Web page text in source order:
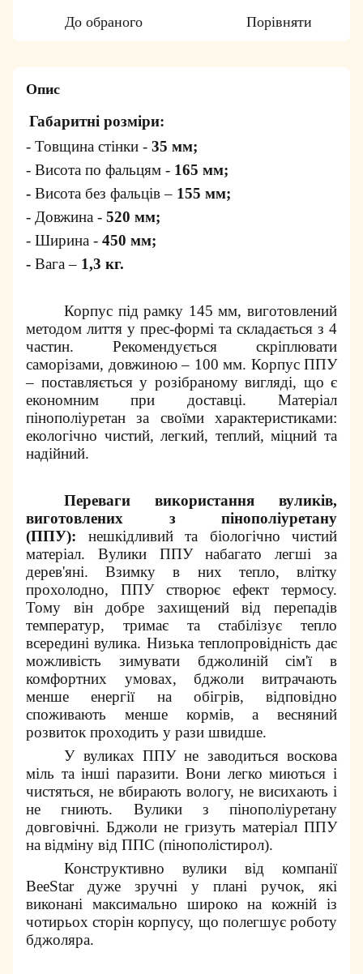
До обраного Порівняти
Опис
Габаритні розміри:
- Товщина стінки - 35 мм;
- Висота по фальцям - 165 мм;
- Висота без фальців – 155 мм;
- Довжина - 520 мм;
- Ширина - 450 мм;
- Вага – 1,3 кг.
Корпус під рамку 145 мм, виготовлений
методом лиття у прес-формі та складається з 4
частин. Рекомендується скріплювати
саморізами, довжиною – 100 мм. Корпус ППУ
– поставляється у розібраному вигляді, що є
економним при доставці. Матеріал
пінополіуретан за своїми характеристиками:
екологічно чистий, легкий, теплий, міцний та
надійний.
Переваги використання вуликів,
виготовлених з пінополіуретану
(ППУ): нешкідливий та біологічно чистий
матеріал. Вулики ППУ набагато легші за
дерев'яні. Взимку в них тепло, влітку
прохолодно, ППУ створює ефект термосу.
Тому він добре захищений від перепадів
температур, тримає та стабілізує тепло
всередині вулика. Низька теплопровідність дає
можливість зимувати бджолиній сім'ї в
комфортних умовах, бджоли витрачають
менше енергії на обігрів, відповідно
споживають менше кормів, а весняний
розвиток проходить у рази швидше.
У вуликах ППУ не заводиться воскова
міль та інші паразити. Вони легко миються і
чистяться, не вбирають вологу, не висихають і
не гниють. Вулики з пінополіуретану
довговічні. Бджоли не гризуть матеріал ППУ
на відміну від ППС (пінополістирол).
Конструктивно вулики від компанії
BeeStar дуже зручні у плані ручок, які
виконані максимально широко на кожній із
чотирьох сторін корпусу, що полегшує роботу
бджоляра.